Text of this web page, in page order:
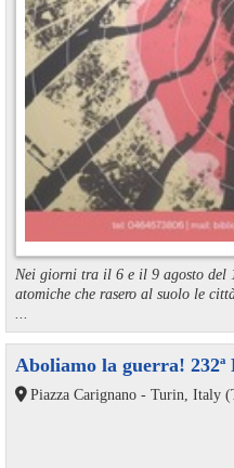
Nei giorni tra il 6 e il 9 agosto del
atomiche che rasero al suolo le
Aboliamo la guerra! 232ª
Piazza Carignano - Turin, Italy